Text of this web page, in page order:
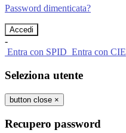
Password dimenticata?
-
Entra con SPID Entra con CIE
Seleziona utente
button close ×
Recupero password